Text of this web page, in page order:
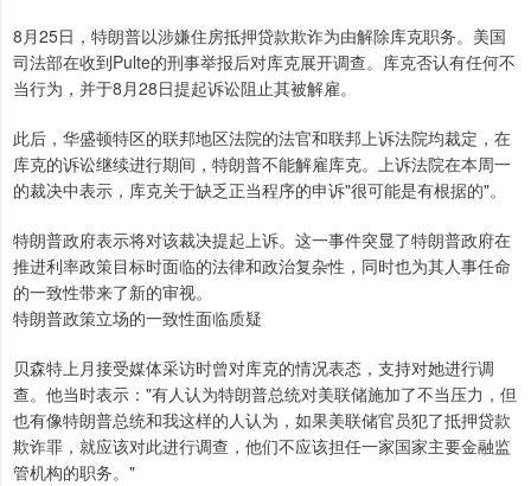
8月25日，特朗普以涉嫌住房抵押贷款欺诈为由解除库克职务。美国
司法部在收到Pulte的刑事举报后对库克展开调查。库克否认有任何不
当行为，并于8月28日提起诉讼阻止其被解雇。
此后，华盛顿特区的联邦地区法院的法官和联邦上诉法院均裁定，在
库克的诉讼继续进行期间，特朗普不能解雇库克。上诉法院在本周一
的裁决中表示，库克关于缺乏正当程序的申诉"很可能是有根据的"。
特朗普政府表示将对该裁决提起上诉。这一事件突显了特朗普政府在
推进利率政策目标时面临的法律和政治复杂性，同时也为其人事任命
的一致性带来了新的审视。
特朗普政策立场的一致性面临质疑
贝森特上月接受媒体采访时曾对库克的情况表态，支持对她进行调
查。他当时表示："有人认为特朗普总统对美联储施加了不当压力，但
也有像特朗普总统和我这样的人认为，如果美联储官员犯了抵押贷款
欺诈罪，就应该对此进行调查，他们不应该担任一家国家主要金融监
管机构的职务。"